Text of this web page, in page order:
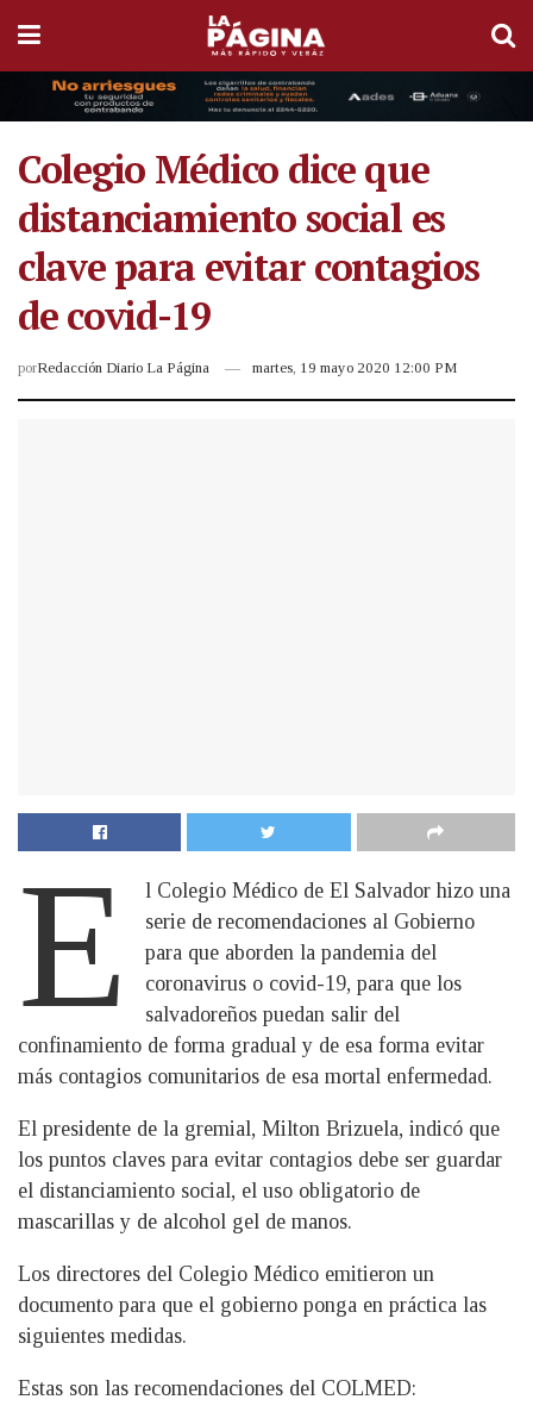
Colegio Médico dice que
distanciamiento social es
clave para evitar contagios
de covid-19
porRedacción Diario La Página martes, 19 mayo 2020 12:00 PM
E
l Colegio Médico de El Salvador hizo una
serie de recomendaciones al Gobierno
para que aborden la pandemia del
coronavirus o covid-19, para que los
salvadoreños puedan salir del
confinamiento de forma gradual y de esa forma evitar
más contagios comunitarios de esa mortal enfermedad.
El presidente de la gremial, Milton Brizuela, indicó que
los puntos claves para evitar contagios debe ser guardar
el distanciamiento social, el uso obligatorio de
mascarillas y de alcohol gel de manos.
Los directores del Colegio Médico emitieron un
documento para que el gobierno ponga en práctica las
siguientes medidas.
Estas son las recomendaciones del COLMED: